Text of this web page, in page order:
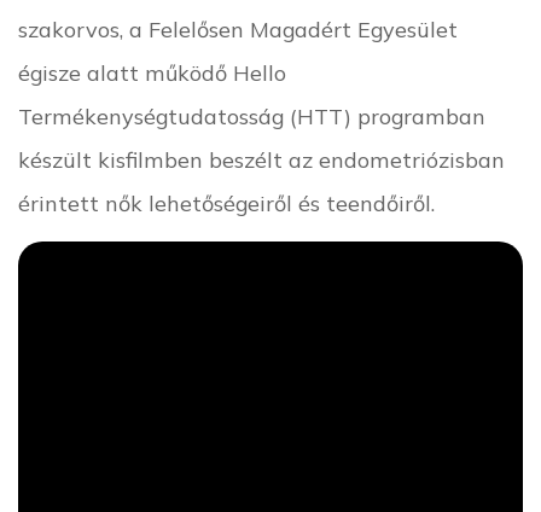
szakorvos, a Felelősen Magadért Egyesület
égisze alatt működő Hello
Termékenységtudatosság (HTT) programban
készült kisfilmben beszélt az endometriózisban
érintett nők lehetőségeiről és teendőiről.